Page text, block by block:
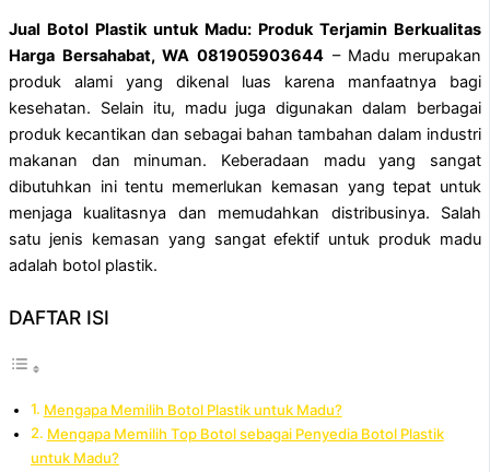
Jual Botol Plastik untuk Madu: Produk Terjamin Berkualitas
Harga Bersahabat, WA 081905903644 – Madu merupakan
produk alami yang dikenal luas karena manfaatnya bagi
kesehatan. Selain itu, madu juga digunakan dalam berbagai
produk kecantikan dan sebagai bahan tambahan dalam industri
makanan dan minuman. Keberadaan madu yang sangat
dibutuhkan ini tentu memerlukan kemasan yang tepat untuk
menjaga kualitasnya dan memudahkan distribusinya. Salah
satu jenis kemasan yang sangat efektif untuk produk madu
adalah botol plastik.
DAFTAR ISI
Mengapa Memilih Botol Plastik untuk Madu?
Mengapa Memilih Top Botol sebagai Penyedia Botol Plastik
untuk Madu?